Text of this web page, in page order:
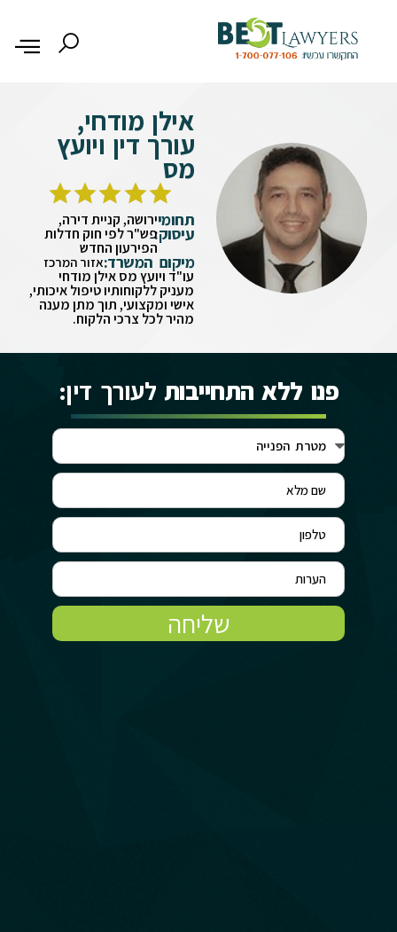
אילן מודחי,
עורך דין ויועץ
מס
תחומי
עיסוק:
ירושה, קניית דירה,
פש"ר לפי חוק חדלות
הפירעון החדש
מיקום המשרד:אזור המרכז
עו"ד ויועץ מס אילן מודחי
מעניק ללקוחותיו טיפול איכותי,
אישי ומקצועי, תוך מתן מענה
מהיר לכל צרכי הלקוח.
פנו ללא התחייבות לעורך דין:
שליחה